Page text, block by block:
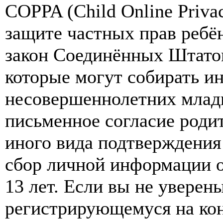
COPPA (Child Online
защите частных прав
закон Соединённых
которые могут собирать
несовершеннолетних
письменное согласие
иного вида
сбор личной информации
13 лет. Если вы не
регистрирующемуся на